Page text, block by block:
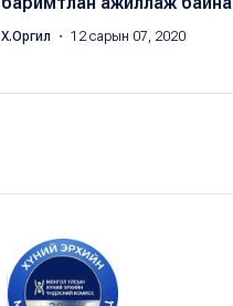
Х.Оргил ・ 12 сарын 07, 2020